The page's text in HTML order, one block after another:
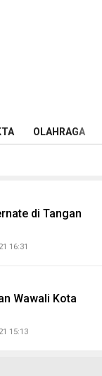
OLAHRAGA
di Tangan
16:31
Wawali Kota
15:13